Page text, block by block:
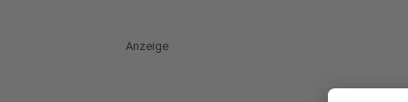
Anzeige